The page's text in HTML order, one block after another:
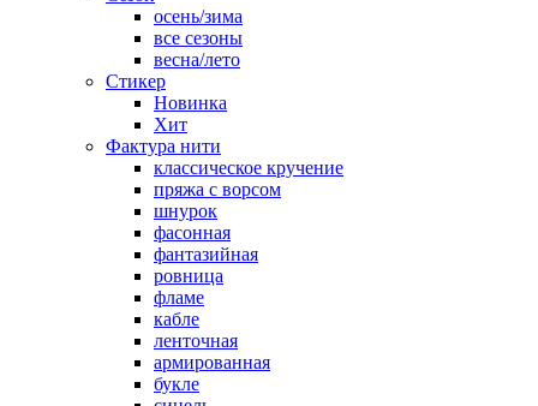
осень/зима
все сезоны
весна/лето
Стикер
Новинка
Хит
Фактура нити
классическое кручение
пряжа с ворсом
шнурок
фасонная
фантазийная
ровница
фламе
кабле
ленточная
армированная
букле